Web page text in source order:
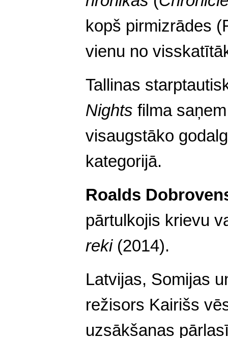
kopš pirmizrādes
vienu no
Tallinas
Nights filma
visaugstāko
kategorijā.
Roalds
pārtulkojis krievu
reki(2014).
Latvijas, Somijas
režisors Kairišs
uzsākšanas